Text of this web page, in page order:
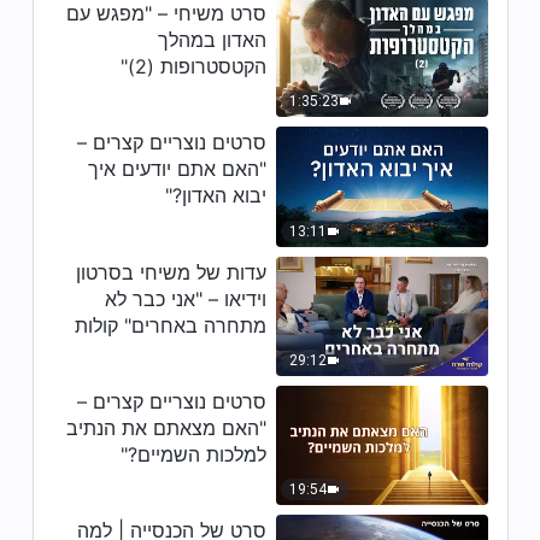
11:16
תכונותיו ומהותו – מובאה 263
6:25
דבר אלוהים היומי: טבע האל,
תכונותיו ומהותו – מובאה 264
1:35:23
סרט משיחי – "מפגש עם
האדון במהלך
הקטסטרופות (2)"
13:11
סרטים נוצריים קצרים –
"האם אתם יודעים איך
יבוא האדון?"
29:12
עדות של משיחי בסרטון
וידיאו – "אני כבר לא
מתחרה באחרים" קולות
19:54
סרטים נוצריים קצרים –
"האם מצאתם את הנתיב
למלכות השמיים?"
סרט של הכנסייה | למה